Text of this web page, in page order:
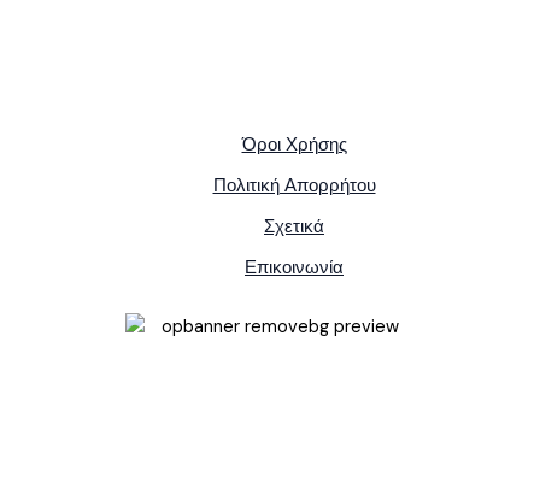
Όροι Χρήσης
Πολιτική Απορρήτου
Σχετικά
Επικοινωνία